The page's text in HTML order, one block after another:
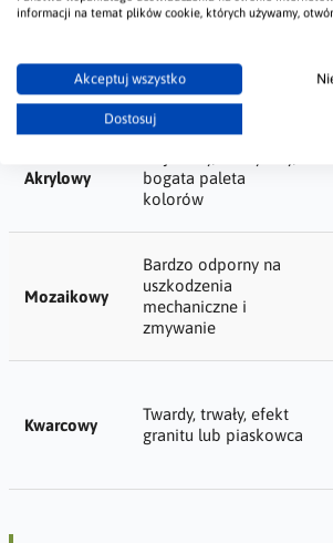
informacji na temat plików cookie, których używamy,
Akceptuj wszystko
Dostosuj
Mineralny
niepalny, najtańszy w
grupie dyfuzyjnej
Akrylowy
bogata paleta
kolorów
Mozaikowy
Bardzo odporny na
uszkodzenia
mechaniczne i
zmywanie
Kwarcowy
Twardy, trwały, efekt
granitu lub piaskowca